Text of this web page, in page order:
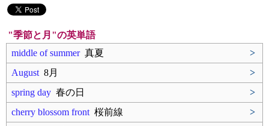
"季節と月"の英単語
middle of summer真夏
>
August 8月
>
spring day 春の日
>
cherry blossom front 桜前線
>